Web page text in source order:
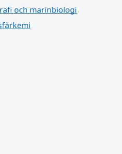
och marinbiologi